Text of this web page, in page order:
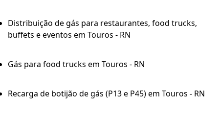
Distribuição de gás para restaurantes, food trucks,
buffets e eventos em Touros - RN
Gás para food trucks em Touros - RN
Recarga de botijão de gás (P13 e P45) em Touros - RN